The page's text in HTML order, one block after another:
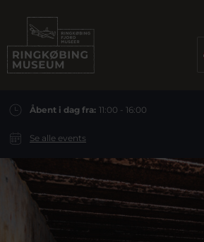
Åbent i dag fra: 11:00 - 16:00
Se alle events